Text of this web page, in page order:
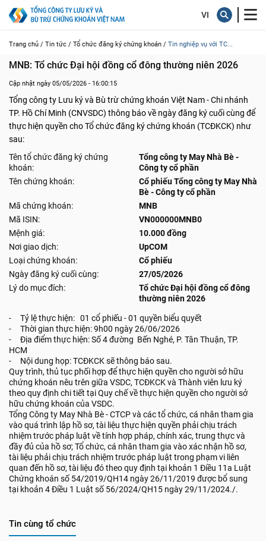
Trang chủ / Tin tức / Tổ chức đăng ký chứng khoán / Tin nghiệp vụ với TC...
MNB: Tổ chức Đại hội đồng cổ đông thường niên 2026
Cập nhật ngày 05/05/2026 - 16:00:15
Tổng công ty Lưu ký và Bù trừ chứng khoán Việt Nam - Chi nhánh
TP. Hồ Chí Minh (CNVSDC) thông báo về ngày đăng ký cuối cùng để
thực hiện quyền cho Tổ chức đăng ký chứng khoán (TCĐKCK) như
sau:
Tên tổ chức đăng ký chứng
khoán:
Tổng công ty May Nhà Bè -
Công ty cổ phần
Tên chứng khoán:
Cổ phiếu Tổng công ty May Nhà
Bè - Công ty cổ phần
Mã chứng khoán:
MNB
Mã ISIN:
VN000000MNB0
Mệnh giá:
10.000 đồng
Nơi giao dịch:
UpCOM
Loại chứng khoán:
Cổ phiếu
Ngày đăng ký cuối cùng:
27/05/2026
Lý do mục đích:
Tổ chức Đại hội đồng cổ đông
thường niên 2026
- Tỷ lệ thực hiện: 01 cổ phiếu - 01 quyền biểu quyết
- Thời gian thực hiện: 9h00 ngày 26/06/2026
- Địa điểm thực hiện: Số 4 đường Bến Nghé, P. Tân Thuận, TP.
HCM
- Nội dung họp: TCĐKCK sẽ thông báo sau.
Quy trình, thủ tục phối hợp để thực hiện quyền cho người sở hữu
chứng khoán nêu trên giữa VSDC, TCĐKCK và Thành viên lưu ký
theo quy định chi tiết tại Quy chế về thực hiện quyền cho người sở
hữu chứng khoán của VSDC.
Tổng Công ty May Nhà Bè - CTCP và các tổ chức, cá nhân tham gia
vào quá trình lập hồ sơ, tài liệu thực hiện quyền phải chịu trách
nhiệm trước pháp luật về tính hợp pháp, chính xác, trung thực và
đầy đủ của hồ sơ; Tổ chức, cá nhân tham gia vào xác nhận hồ sơ,
tài liệu phải chịu trách nhiệm trước pháp luật trong phạm vi liên
quan đến hồ sơ, tài liệu đó theo quy định tại khoản 1 Điều 11a Luật
Chứng khoán số 54/2019/QH14 ngày 26/11/2019 được bổ sung
tại khoản 4 Điều 1 Luật số 56/2024/QH15 ngày 29/11/2024./.
Tin cùng tổ chức